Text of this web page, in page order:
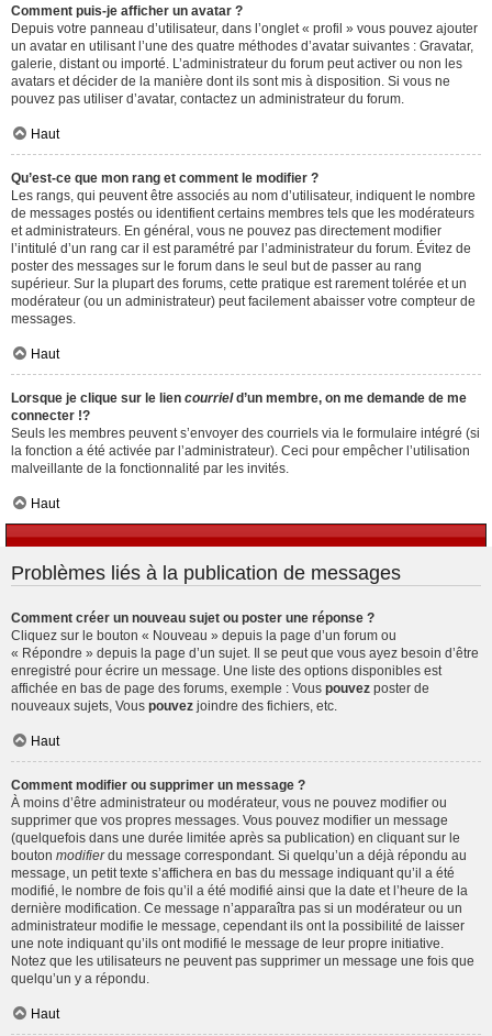
Comment puis-je afficher un avatar ?
Depuis votre panneau d’utilisateur, dans l’onglet « profil » vous pouvez ajouter
un avatar en utilisant l’une des quatre méthodes d’avatar suivantes : Gravatar,
galerie, distant ou importé. L’administrateur du forum peut activer ou non les
avatars et décider de la manière dont ils sont mis à disposition. Si vous ne
pouvez pas utiliser d’avatar, contactez un administrateur du forum.
Haut
Qu’est-ce que mon rang et comment le modifier ?
Les rangs, qui peuvent être associés au nom d’utilisateur, indiquent le nombre
de messages postés ou identifient certains membres tels que les modérateurs
et administrateurs. En général, vous ne pouvez pas directement modifier
l’intitulé d’un rang car il est paramétré par l’administrateur du forum. Évitez de
poster des messages sur le forum dans le seul but de passer au rang
supérieur. Sur la plupart des forums, cette pratique est rarement tolérée et un
modérateur (ou un administrateur) peut facilement abaisser votre compteur de
messages.
Haut
Lorsque je clique sur le lien courrield’un membre, on me demande de me
connecter !?
Seuls les membres peuvent s’envoyer des courriels via le formulaire intégré (si
la fonction a été activée par l’administrateur). Ceci pour empêcher l’utilisation
malveillante de la fonctionnalité par les invités.
Haut
Problèmes liés à la publication de messages
Comment créer un nouveau sujet ou poster une réponse ?
Cliquez sur le bouton « Nouveau » depuis la page d’un forum ou
« Répondre » depuis la page d’un sujet. Il se peut que vous ayez besoin d’être
enregistré pour écrire un message. Une liste des options disponibles est
affichée en bas de page des forums, exemple : Vous pouvez poster de
nouveaux sujets, Vous pouvez joindre des fichiers, etc.
Haut
Comment modifier ou supprimer un message ?
À moins d’être administrateur ou modérateur, vous ne pouvez modifier ou
supprimer que vos propres messages. Vous pouvez modifier un message
(quelquefois dans une durée limitée après sa publication) en cliquant sur le
bouton modifierdu message correspondant. Si quelqu’un a déjà répondu au
message, un petit texte s’affichera en bas du message indiquant qu’il a été
modifié, le nombre de fois qu’il a été modifié ainsi que la date et l’heure de la
dernière modification. Ce message n’apparaîtra pas si un modérateur ou un
administrateur modifie le message, cependant ils ont la possibilité de laisser
une note indiquant qu’ils ont modifié le message de leur propre initiative.
Notez que les utilisateurs ne peuvent pas supprimer un message une fois que
quelqu’un y a répondu.
Haut